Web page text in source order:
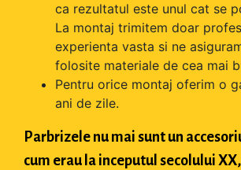
ca rezultatul este unul cat se
La montaj trimitem doar
experienta vasta si ne
folosite materiale de cea mai
Pentru orice montaj oferim o
ani de zile.
Parbrizele nu mai sunt un
cum erau la inceputul secolului